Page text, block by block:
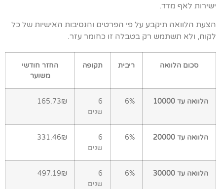
ישירות לאף מדד.
הצעת הלוואה תיקבע על פי הפרטים והנסיבות האישיות של כל
לקוח, ולא תשתמש רק בטבלה זו כחומר עזר.
סכום הלוואה ריבית תקופה
החזר חודשי
משוער
הלוואה עד 10000 6%
6
שנים
165.73₪
הלוואה עד 20000 6%
6
שנים
331.46₪
הלוואה עד 30000 6%
6
שנים
497.19₪